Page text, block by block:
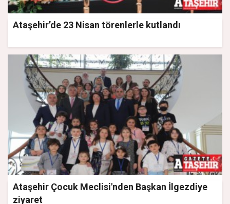
Ataşehir’de 23 Nisan törenlerle kutlandı
Ataşehir Çocuk Meclisi'nden Başkan İlgezdiye
ziyaret